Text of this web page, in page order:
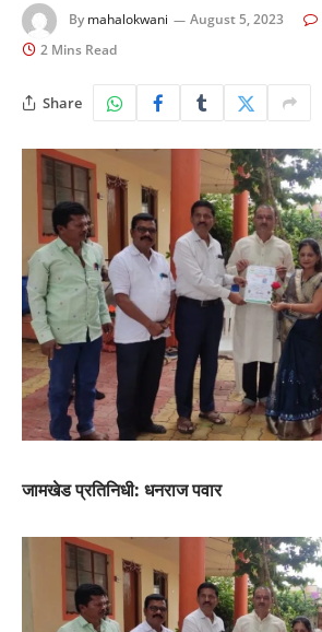
By mahalokwani August 5, 2023
2 Mins Read
Share
जामखेड प्रतिनिधी: धनराज पवार